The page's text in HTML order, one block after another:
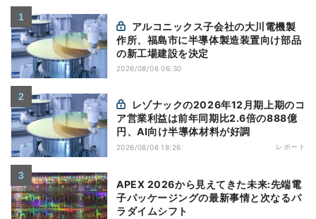
作所、福島市に半導体製造装置向け部品
の新工場建設を決定
2026/08/06 06:30
ア営業利益は前年同期比2.6倍の888億
円、AI向け半導体材料が好調
2026/08/06 18:26 レポート
APEX 2026から見えてきた未来:先端電
子パッケージングの最新事情と次なるパ
ラダイムシフト